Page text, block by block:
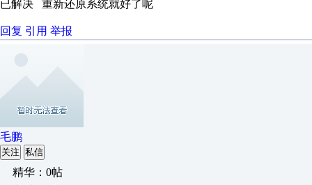
已解决 重新还原系统就好了呢
回复 引用 举报
毛鹏
关注 私信
精华：0帖